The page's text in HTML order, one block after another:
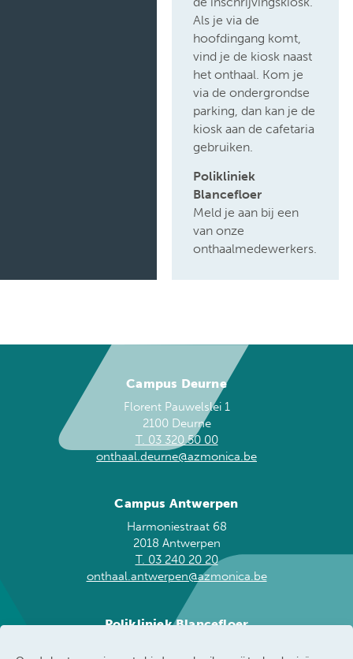
Als je via de
hoofdingang komt,
vind je de kiosk naast
het onthaal. Kom je
via de ondergrondse
parking, dan kan je de
kiosk aan de cafetaria
gebruiken.
Polikliniek
Blancefloer
Meld je aan bij een
van onze
onthaalmedewerkers.
Campus Deurne
Florent Pauwelslei 1
2100 Deurne
T. 03 320 50 00
onthaal.deurne@azmonica.be
Campus Antwerpen
Harmoniestraat 68
2018 Antwerpen
T. 03 240 20 20
onthaal.antwerpen@azmonica.be
Polikliniek Blancefloer